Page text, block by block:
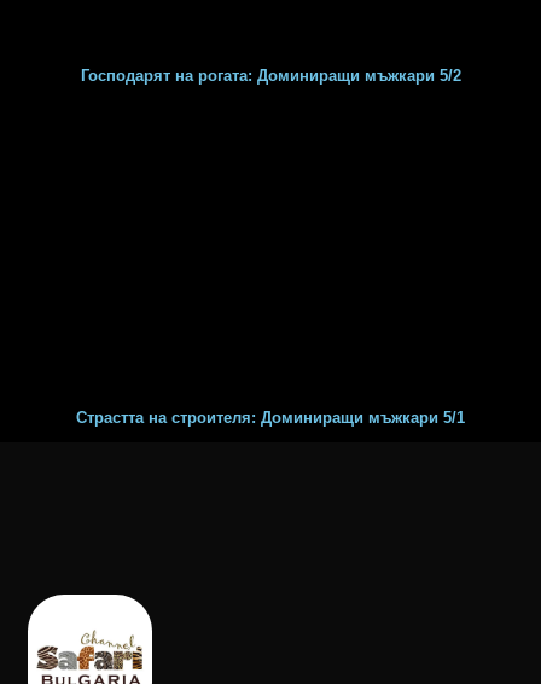
Господарят на рогата: Доминиращи мъжкари 5/2
Страстта на строителя: Доминиращи мъжкари 5/1